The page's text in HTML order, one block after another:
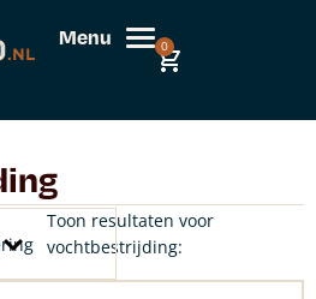
Menu 0
Toon resultaten voor
vochtbestrijding: